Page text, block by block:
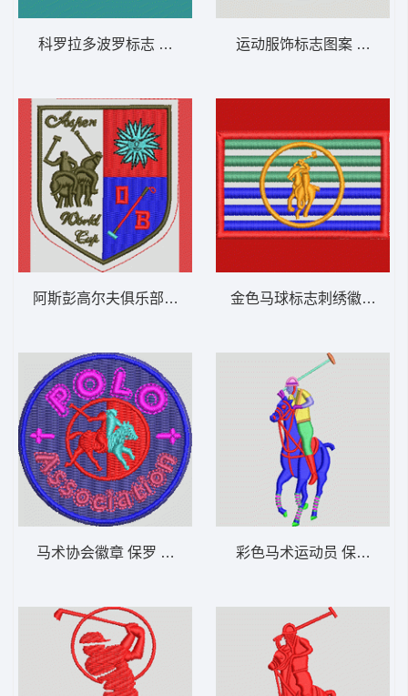
科罗拉多波罗标志 保罗 骑马 polo 男
阿斯彭高尔夫俱乐部徽章 保罗 骑马 polo 男
马术协会徽章 保罗 骑马 polo 男
运动服饰标志图案 保罗 骑
金色马球标志刺绣徽章 保
彩色马术运动员 保罗 骑马